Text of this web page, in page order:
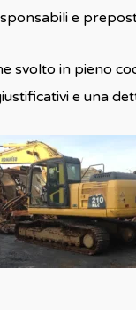
e
svolto in pieno
e una